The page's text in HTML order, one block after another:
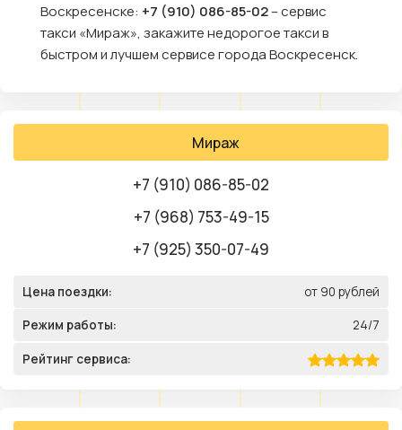
Воскресенске: +7 (910) 086-85-02– сервис
такси «Мираж», закажите недорогое такси в
быстром и лучшем сервисе города Воскресенск.
Мираж
+7 (910) 086-85-02
+7 (968) 753-49-15
+7 (925) 350-07-49
Цена поездки: от 90 рублей
Режим работы: 24/7
Рейтинг сервиса: